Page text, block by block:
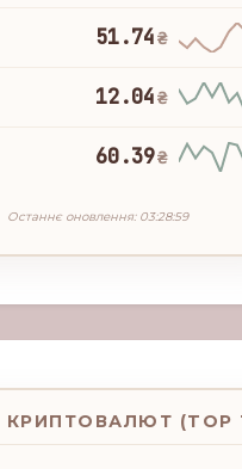
51.74₴
12.04₴
60.39₴
Останнє оновлення: 03:28:59
(TOP